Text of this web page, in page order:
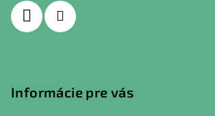
Informácie pre vás